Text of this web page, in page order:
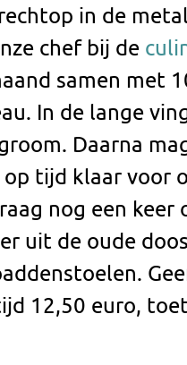
in de
chef bij de
samen met
In de lange
Daarna
tijd klaar voor
nog een keer
uit de oude
12,50 euro,